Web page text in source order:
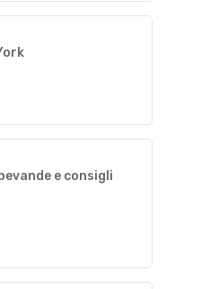
e consigli